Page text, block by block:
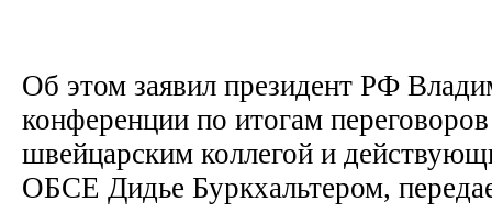
Об этом заявил президент РФ
конференции по итогам
швейцарским коллегой и
ОБСЕ Дидье Буркхальтером,